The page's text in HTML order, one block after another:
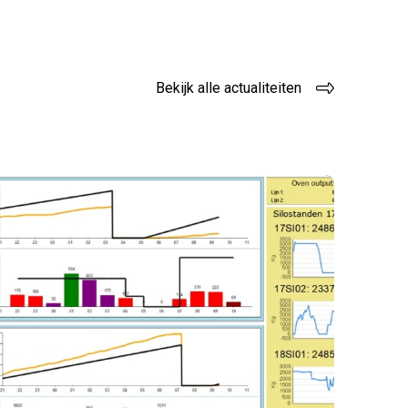
Bekijk alle actualiteiten